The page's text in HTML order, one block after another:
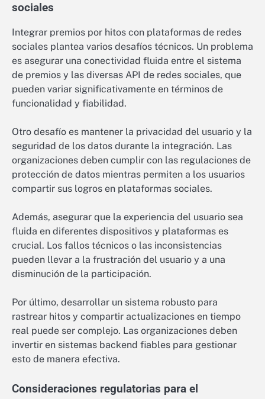
sociales
Integrar premios por hitos con plataformas de redes
sociales plantea varios desafíos técnicos. Un problema
es asegurar una conectividad fluida entre el sistema
de premios y las diversas API de redes sociales, que
pueden variar significativamente en términos de
funcionalidad y fiabilidad.
Otro desafío es mantener la privacidad del usuario y la
seguridad de los datos durante la integración. Las
organizaciones deben cumplir con las regulaciones de
protección de datos mientras permiten a los usuarios
compartir sus logros en plataformas sociales.
Además, asegurar que la experiencia del usuario sea
fluida en diferentes dispositivos y plataformas es
crucial. Los fallos técnicos o las inconsistencias
pueden llevar a la frustración del usuario y a una
disminución de la participación.
Por último, desarrollar un sistema robusto para
rastrear hitos y compartir actualizaciones en tiempo
real puede ser complejo. Las organizaciones deben
invertir en sistemas backend fiables para gestionar
esto de manera efectiva.
Consideraciones regulatorias para el